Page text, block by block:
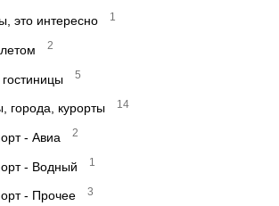
это интересно 1
2
5
города, курорты 14
- Авиа 2
- Водный 1
- Прочее 3